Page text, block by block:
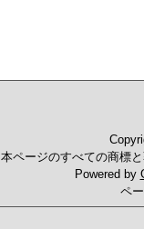
本ページのすべての商標
Powered by
ペ